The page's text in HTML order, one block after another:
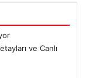
ve Canlı